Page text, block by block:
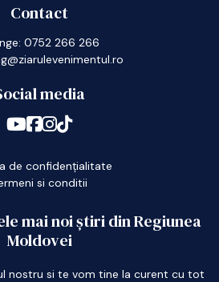
Contact
0752 266 266
media
de confidențialitate
si conditii
mai noi știri din Regiunea
Moldovei
nostru si te vom tine la curent cu tot